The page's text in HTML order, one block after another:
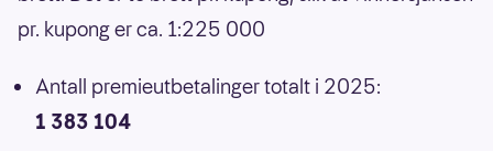
pr. kupong er ca. 1:225 000
Antall premieutbetalinger totalt i 2025:
1 383 104